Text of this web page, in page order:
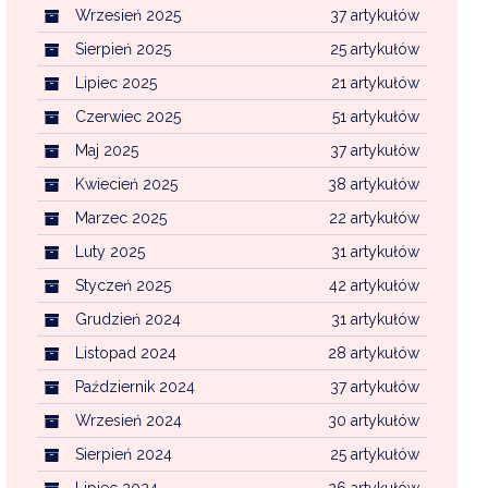
37 artykułów
Wrzesień 2025
25 artykułów
Sierpień 2025
21 artykułów
Lipiec 2025
51 artykułów
Czerwiec 2025
37 artykułów
Maj 2025
38 artykułów
Kwiecień 2025
22 artykułów
Marzec 2025
31 artykułów
Luty 2025
42 artykułów
Styczeń 2025
31 artykułów
Grudzień 2024
28 artykułów
Listopad 2024
37 artykułów
Październik 2024
30 artykułów
Wrzesień 2024
25 artykułów
Sierpień 2024